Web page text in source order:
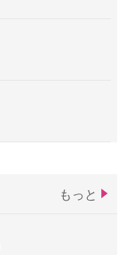
もっと